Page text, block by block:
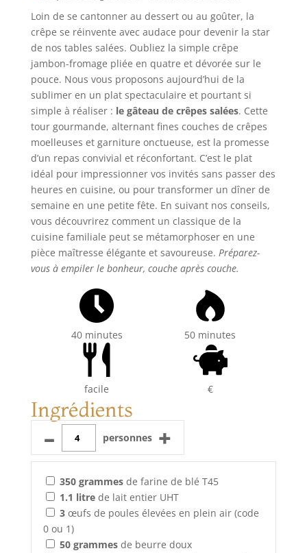
Loin de se cantonner au dessert ou au goûter, la
crêpe se réinvente avec audace pour devenir la star
de nos tables salées. Oubliez la simple crêpe
jambon-fromage pliée en quatre et dévorée sur le
pouce. Nous vous proposons aujourd’hui de la
sublimer en un plat spectaculaire et pourtant si
simple à réaliser : le gâteau de crêpes salées. Cette
tour gourmande, alternant fines couches de crêpes
moelleuses et garniture onctueuse, est la promesse
d’un repas convivial et réconfortant. C’est le plat
idéal pour impressionner vos invités sans passer des
heures en cuisine, ou pour transformer un dîner de
semaine en une petite fête. En suivant nos conseils,
vous découvrirez comment un classique de la
cuisine familiale peut se métamorphoser en une
pièce maîtresse élégante et savoureuse. Préparez-
vous à empiler le bonheur, couche après couche.
40 minutes 50 minutes
facile €
Ingrédients
– personnes +
350 grammesde farine de blé T45
1.1 litrede lait entier UHT
3œufs de poules élevées en plein air (code
0 ou 1)
50 grammesde beurre doux